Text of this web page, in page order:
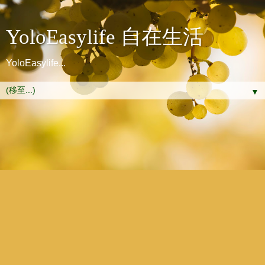
YoloEasylife 自在生活
YoloEasylife...
▼